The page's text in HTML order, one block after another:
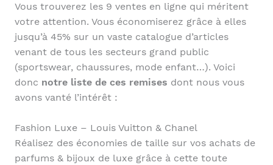
Vous trouverez les 9 ventes en ligne qui méritent
votre attention. Vous économiserez grâce à elles
jusqu’à 45% sur un vaste catalogue d’articles
venant de tous les secteurs grand public
(sportswear, chaussures, mode enfant…). Voici
donc notre liste de ces remises dont nous vous
avons vanté l’intérêt :
Fashion Luxe – Louis Vuitton & Chanel
Réalisez des économies de taille sur vos achats de
parfums & bijoux de luxe grâce à cette toute